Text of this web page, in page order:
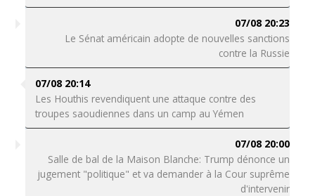
07/08 20:23
Le Sénat américain adopte de nouvelles sanctions
contre la Russie
07/08 20:14
Les Houthis revendiquent une attaque contre des
troupes saoudiennes dans un camp au Yémen
07/08 20:00
Salle de bal de la Maison Blanche: Trump dénonce un
jugement "politique" et va demander à la Cour suprême
d'intervenir